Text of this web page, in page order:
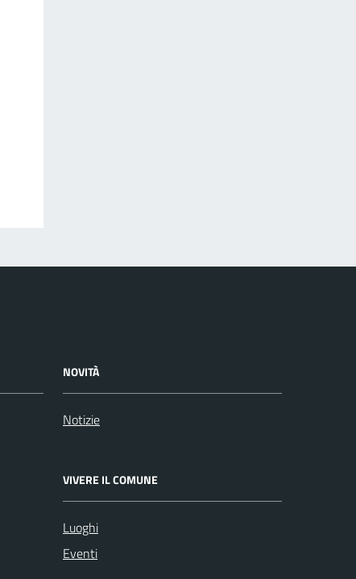
NOVITÀ
Notizie
VIVERE IL COMUNE
Luoghi
Eventi